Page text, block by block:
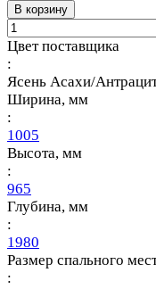
В корзину
Цвет поставщика
:
Ясень Асахи/
Ширина, мм
:
1005
Высота, мм
:
965
Глубина, мм
:
1980
Размер спального
: